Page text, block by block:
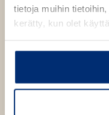
tietoja muihin
kerätty, kun olet